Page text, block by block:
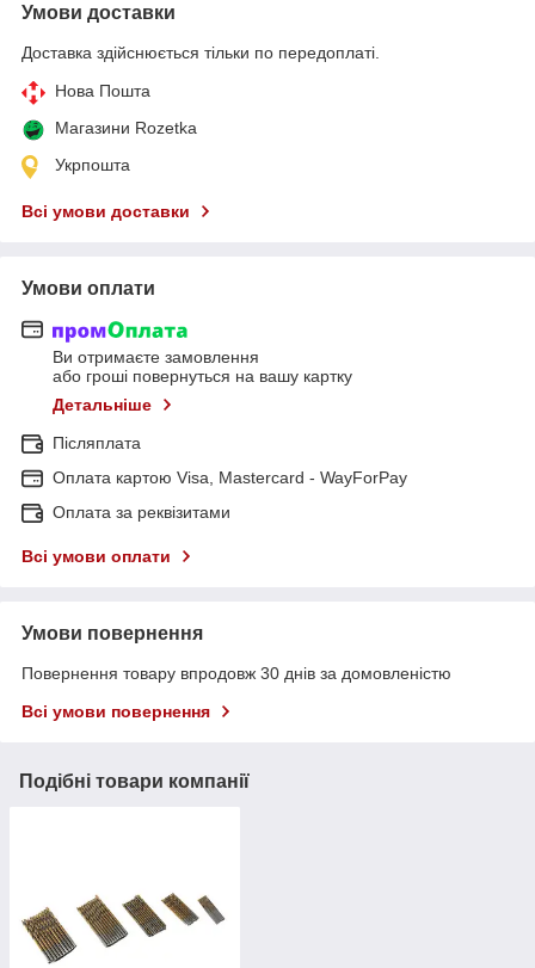
Умови доставки
Доставка здійснюється тільки по передоплаті.
Нова Пошта
Магазини Rozetka
Укрпошта
Всі умови доставки
Умови оплати
Ви отримаєте замовлення
або гроші повернуться на вашу картку
Детальніше
Післяплата
Оплата картою Visa, Mastercard - WayForPay
Оплата за реквізитами
Всі умови оплати
Умови повернення
Повернення товару впродовж 30 днів за домовленістю
Всі умови повернення
Подібні товари компанії